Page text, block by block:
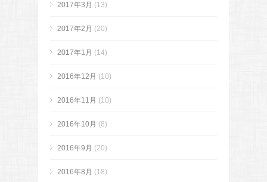
2017年3月 (13)
2017年2月 (20)
2017年1月 (14)
2016年12月 (10)
2016年11月 (10)
2016年10月 (8)
2016年9月 (20)
2016年8月 (18)